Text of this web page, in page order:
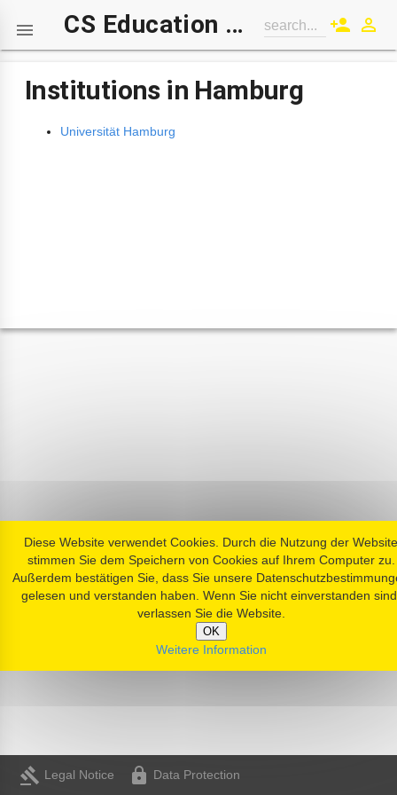
 CS Education Wiki search... person_add perm_identity
Institutions in Hamburg
Universität Hamburg
Diese Website verwendet Cookies. Durch die Nutzung der Website
stimmen Sie dem Speichern von Cookies auf Ihrem Computer zu.
Außerdem bestätigen Sie, dass Sie unsere
gelesen und verstanden haben. Wenn Sie nicht einverstanden
verlassen Sie die Website.
OK
Weitere Information
gavel Legal Notice https Data Protection